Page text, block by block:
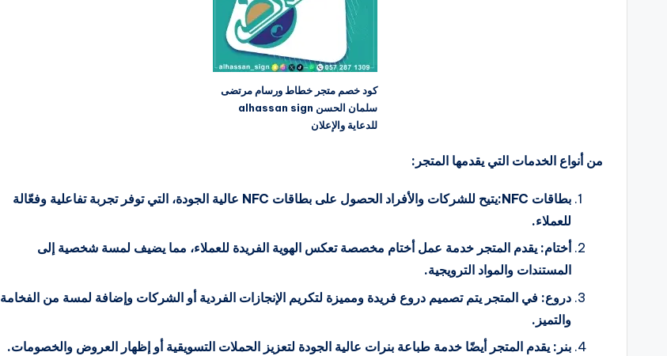
كود خصم متجر خطاط ورسام مرتضى
سلمان الحسن alhassan sign
للدعاية والإعلان
من أنواع الخدمات التي يقدمها المتجر:
بطاقات NFC:يتيح للشركات والأفراد الحصول على بطاقات NFC عالية الجودة، التي توفر تجربة تفاعلية وفعّالة
للعملاء.
أختام: يقدم المتجر خدمة عمل أختام مخصصة تعكس الهوية الفريدة للعملاء، مما يضيف لمسة شخصية إلى
المستندات والمواد الترويجية.
دروع: في المتجر يتم تصميم دروع فريدة ومميزة لتكريم الإنجازات الفردية أو الشركات وإضافة لمسة من الفخامة
والتميز.
بنر: يقدم المتجر أيضًا خدمة طباعة بنرات عالية الجودة لتعزيز الحملات التسويقية أو إظهار العروض والخصومات.